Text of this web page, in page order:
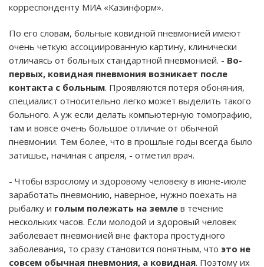
корреспонденту МИА «Казинформ».
По его словам, больные ковидной пневмонией имеют
очень четкую ассоциированную картину, клинически
отличаясь от больных стандартной пневмонией. - Во-
первых, ковидная пневмония возникает после
контакта с больным. Проявляются потеря обоняния,
специалист относительно легко может выделить такого
больного. А уж если делать компьютерную томографию,
там и вовсе очень большое отличие от обычной
пневмонии. Тем более, что в прошлые годы всегда было
затишье, начиная с апреля, - отметил врач.
- Чтобы взрослому и здоровому человеку в июне-июле
заработать пневмонию, наверное, нужно поехать на
рыбалку и голым полежать на земле в течение
нескольких часов. Если молодой и здоровый человек
заболевает пневмонией вне фактора простудного
заболевания, то сразу становится понятным, что это не
совсем обычная пневмония, а ковидная. Поэтому их